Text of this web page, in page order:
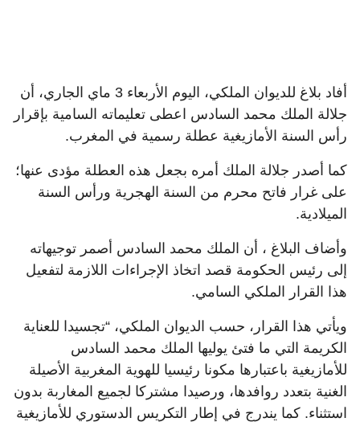
أفاد بلاغ للديوان الملكي، اليوم الأربعاء 3 ماي الجاري، أن
جلالة الملك محمد السادس اعطى تعليماته السامية بإقرار
رأس السنة الأمازيغية عطلة رسمية في المغرب.
كما أصدر جلالة الملك أمره بجعل هذه العطلة مؤدى عنها؛
على غرار فاتح محرم من السنة الهجرية ورأس السنة
الميلادية.
وأضاف البلاغ ، أن الملك محمد السادس أصمر توجيهاته
إلى رئيس الحكومة قصد اتخاذ الإجراءات اللازمة لتفعيل
هذا القرار الملكي السامي.
ويأتي هذا القرار، حسب الديوان الملكي، “تجسيدا للعناية
الكريمة التي ما فتئ يوليها الملك محمد السادس
للأمازيغية باعتبارها مكونا رئيسيا للهوية المغربية الأصيلة
الغنية بتعدد روافدها، ورصيدا مشتركا لجميع المغاربة بدون
استثناء. كما يندرج في إطار التكريس الدستوري للأمازيغية